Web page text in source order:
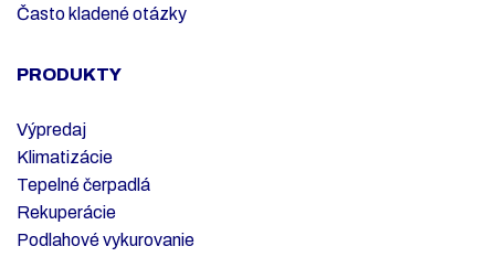
Často kladené otázky
PRODUKTY
Výpredaj
Klimatizácie
Tepelné čerpadlá
Rekuperácie
Podlahové vykurovanie